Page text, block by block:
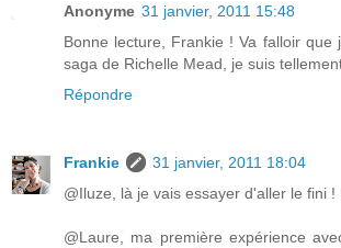
Anonyme 31 janvier, 2011 15:48
Bonne lecture, Frankie ! Va falloir que
saga de Richelle Mead, je suis
Répondre
Frankie
31 janvier, 2011 18:04
@Iluze, là je vais essayer d'aller le fini !
@Laure, ma première expérience